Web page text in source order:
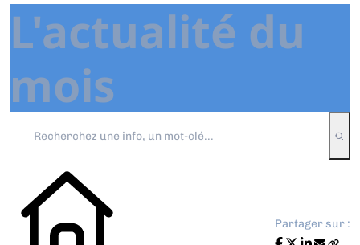
L'actualité du
mois
Partager sur :